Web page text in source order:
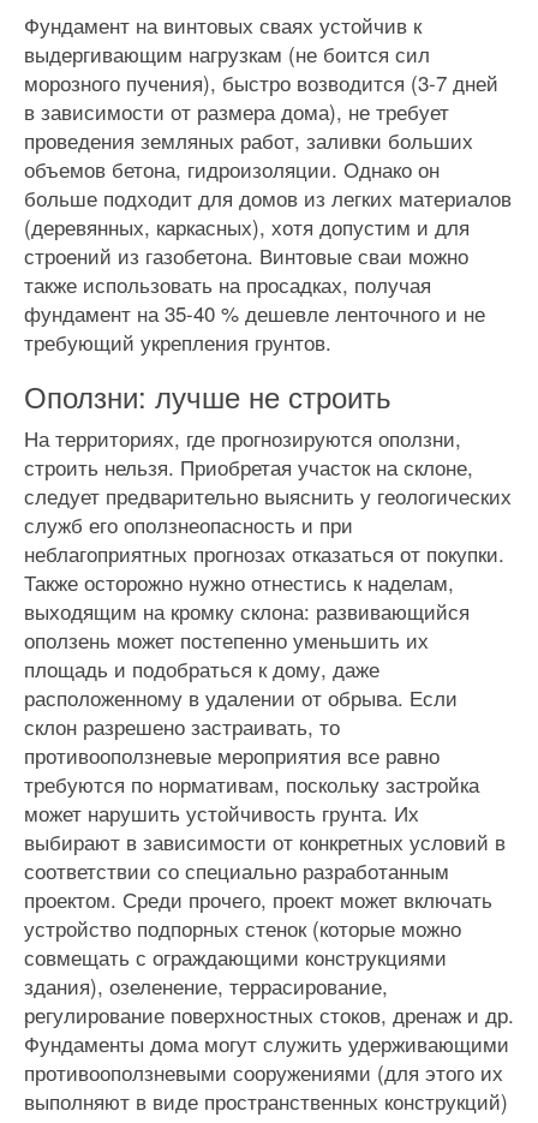
Фундамент на винтовых сваях устойчив к
выдергивающим нагрузкам (не боится сил
морозного пучения), быстро возводится (3-7 дней
в зависимости от размера дома), не требует
проведения земляных работ, заливки больших
объемов бетона, гидроизоляции. Однако он
больше подходит для домов из легких материалов
(деревянных, каркасных), хотя допустим и для
строений из газобетона. Винтовые сваи можно
также использовать на просадках, получая
фундамент на 35-40 % дешевле ленточного и не
требующий укрепления грунтов.
Оползни: лучше не строить
На территориях, где прогнозируются оползни,
строить нельзя. Приобретая участок на склоне,
следует предварительно выяснить у геологических
служб его оползнеопасность и при
неблагоприятных прогнозах отказаться от покупки.
Также осторожно нужно отнестись к наделам,
выходящим на кромку склона: развивающийся
оползень может постепенно уменьшить их
площадь и подобраться к дому, даже
расположенному в удалении от обрыва. Если
склон разрешено застраивать, то
противооползневые мероприятия все равно
требуются по нормативам, поскольку застройка
может нарушить устойчивость грунта. Их
выбирают в зависимости от конкретных условий в
соответствии со специально разработанным
проектом. Среди прочего, проект может включать
устройство подпорных стенок (которые можно
совмещать с ограждающими конструкциями
здания), озеленение, террасирование,
регулирование поверхностных стоков, дренаж и др.
Фундаменты дома могут служить удерживающими
противооползневыми сооружениями (для этого их
выполняют в виде пространственных конструкций)